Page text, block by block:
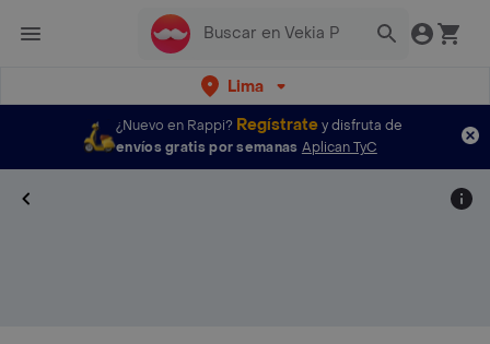
Lima
¿Nuevo en Rappi? Regístratey disfruta de
envíos gratis por semanas Aplican TyC